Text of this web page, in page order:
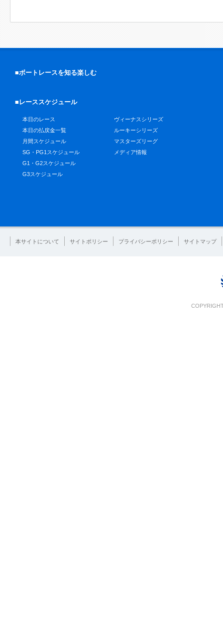
■ボートレースを知る楽しむ
■レーススケジュール
本日のレース
本日の払戻金一覧
月間スケジュール
SG・PG1スケジュール
G1・G2スケジュール
G3スケジュール
ヴィーナスシリーズ
ルーキーシリーズ
マスターズリーグ
メディア情報
本サイトについて サイトポリシー プライバシーポリシー サイトマップ